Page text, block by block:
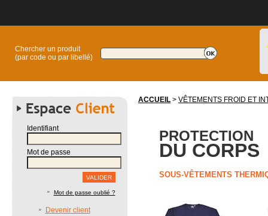
Chercher un produit
(par code ou par libellé)
Identifiant
Mot de passe
Mot de passe oublié ?
Devenir client
ACCUEIL > VÊTEMENTS FROID ET
PROTECTION
DU CORPS
SOUS-VÊTEMENTS